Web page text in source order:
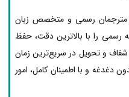
مترجمان رسمی و متخصص زبان
رسمی را با بالاترین دقت، حفظ
و تحویل در سریع‌ترین زمان
دغدغه و با اطمینان کامل، امور